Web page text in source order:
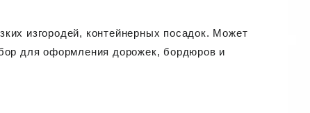
изгородей, контейнерных посадок. Может
для оформления дорожек, бордюров и